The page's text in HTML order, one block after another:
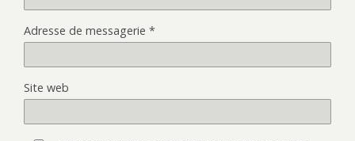
Adresse de messagerie *
Site web